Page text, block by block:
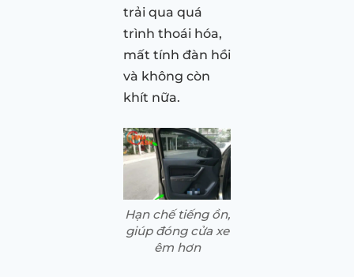
trải qua quá
trình thoái hóa,
mất tính đàn hồi
và không còn
khít nữa.
Hạn chế tiếng ồn,
giúp đóng cửa xe
êm hơn